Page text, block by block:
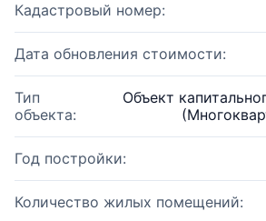
Кадастровый номер:
Дата обновления стоимости:
Тип
объекта:
Объект
Год постройки:
Количество жилых помещений: